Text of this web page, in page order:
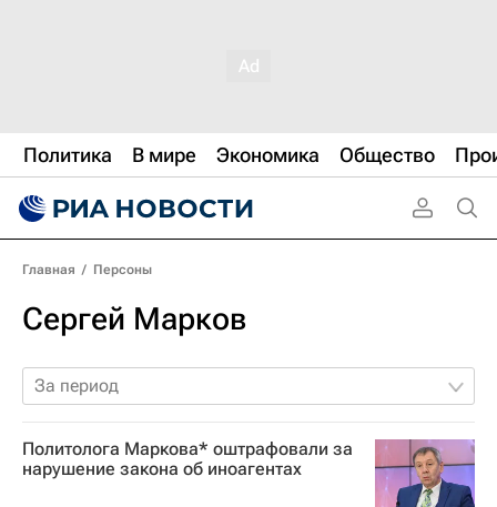
Политика В мире Экономика Общество
Главная / Персоны
Сергей Марков
За период
Политолога Маркова* оштрафовали за
нарушение закона об иноагентах